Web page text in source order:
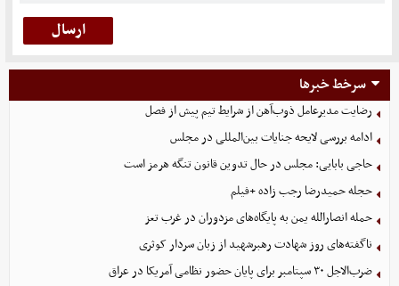
سرخط خبرها
رضایت مدیرعامل ذوب‌آهن از شرایط تیم پیش از فصل
ادامه بررسی لایحه جنایات بین‌المللی در مجلس
حاجی بابایی: مجلس در حال تدوین قانون تنگه هرمز است
حجله حمیدرضا رجب زاده +فیلم
حمله انصارالله یمن به پایگاه‌های مزدوران در غرب تعز
ناگفته‌های روز شهادت رهبرشهید از زبان سردار کوثری
ضرب‌الاجل ۳۰ سپتامبر برای پایان حضور نظامی آمریکا در عراق